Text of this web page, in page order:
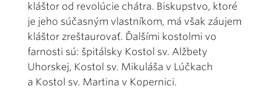
kláštor od revolúcie chátra. Biskupstvo, ktoré
je jeho súčasným vlastníkom, má však záujem
kláštor zreštaurovať. Ďalšími kostolmi vo
farnosti sú: špitálsky Kostol sv. Alžbety
Uhorskej, Kostol sv. Mikuláša v Lúčkach
a Kostol sv. Martina v Kopernici.